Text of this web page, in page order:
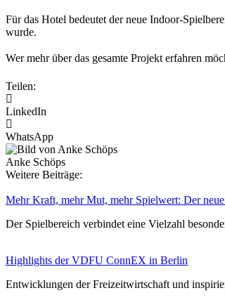
Für das Hotel bedeutet der neue Indoor-
wurde.
Wer mehr über das gesamte Projekt erfahren
Teilen:
LinkedIn
WhatsApp
Anke Schöps
Weitere Beiträge:
Mehr Kraft, mehr Mut, mehr Spielwert: Der
Der Spielbereich verbindet eine Vielzahl
Highlights der VDFU ConnEX in Berlin
Entwicklungen der Freizeitwirtschaft und